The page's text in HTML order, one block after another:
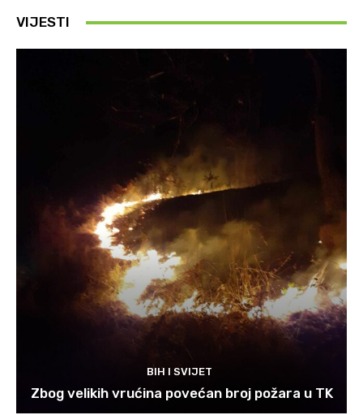
VIJESTI
BIH I SVIJET
Zbog velikih vrućina povećan broj požara u TK